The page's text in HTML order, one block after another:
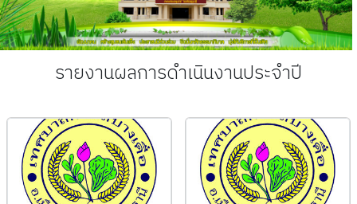
รายงานผลการดำเนินงานประจำปี